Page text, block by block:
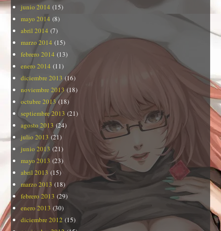
junio 2014 (15)
mayo 2014 (8)
abril 2014 (7)
marzo 2014 (15)
febrero 2014 (13)
enero 2014 (11)
diciembre 2013 (16)
noviembre 2013 (18)
octubre 2013(18)
septiembre 2013 (21)
agosto 2013 (24)
julio 2013 (21)
junio 2013 (21)
mayo 2013 (23)
abril 2013 (15)
marzo 2013 (18)
febrero 2013 (29)
enero 2013 (30)
diciembre 2012 (15)